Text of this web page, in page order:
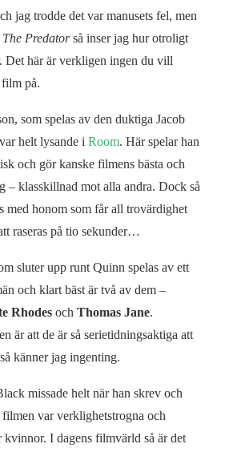
jag trodde det var manusets fel, men
The Predatorså inser jag hur otroligt
Det här är verkligen ingen du vill
på.
som spelas av den duktiga Jacob
helt lysande i Room. Här spelar han
och gör kanske filmens bästa och
– klasskillnad mot alla andra. Dock så
med honom som får all trovärdighet
raseras på tio sekunder…
sluter upp runt Quinn spelas av ett
och klart bäst är två av dem –
Rhodes och Thomas Jane.
är att de är så serietidningsaktiga att
känner jag ingenting.
missade helt när han skrev och
filmen var verklighetstrogna och
I dagens filmvärld så är det